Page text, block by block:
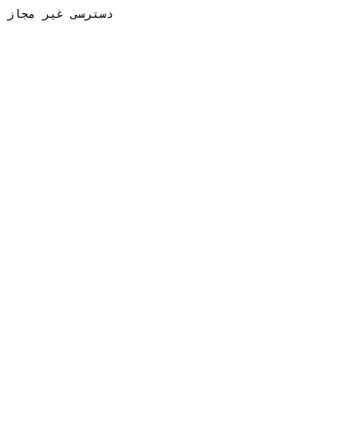
دسترسی غیر مجاز